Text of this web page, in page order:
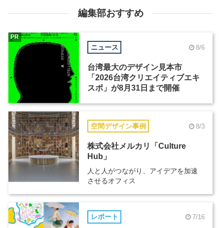
編集部おすすめ
ニュース 8/6
台湾最大のデザイン見本市
「2026台湾クリエイティブエキ
スポ」が8月31日まで開催
PR
空間デザイン事例 8/3
株式会社メルカリ「Culture
Hub」
人と人がつながり、アイデアを加速
させるオフィス
レポート 7/16